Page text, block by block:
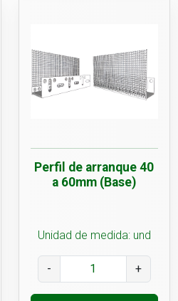
Perfil de arranque 40
a 60mm (Base)
Unidad de medida: und
- +